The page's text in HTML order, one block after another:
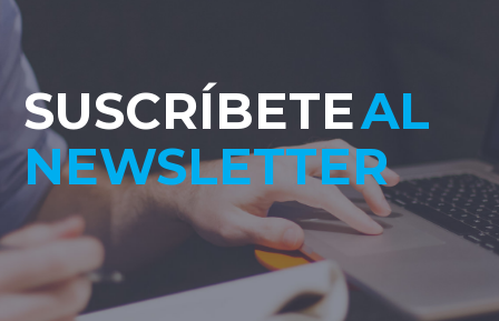
SUSCRÍBETEAL
NEWSLETTER